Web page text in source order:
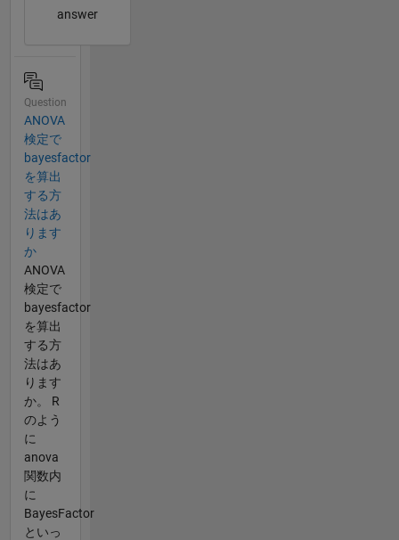
answer
Question
ANOVA
検定で
bayesfactor
を算出
する方
法はあ
ります
か
ANOVA
検定で
bayesfactor
を算出
する方
法はあ
ります
か。 R
のよう
に
anova
関数内
に
BayesFactor
といっ